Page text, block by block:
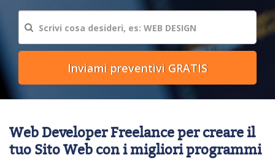
Web Developer Freelance per creare il
tuo Sito Web con i migliori programmi